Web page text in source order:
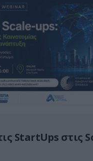
StartUps στις